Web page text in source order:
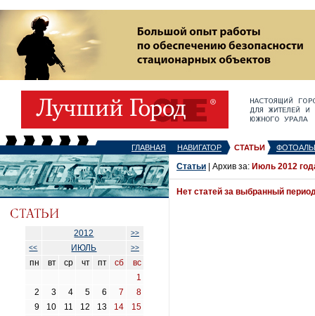
ГЛАВНАЯ НАВИГАТОР СТАТЬИ
2012
>>
<<
ИЮЛЬ >>
пн вт ср чт пт сб
вс
1
2
3 4 5 6 7
8
9
10 11 12 13 14
15
Статьи | Архив за: Июль 2012
Нет статей за выбранный